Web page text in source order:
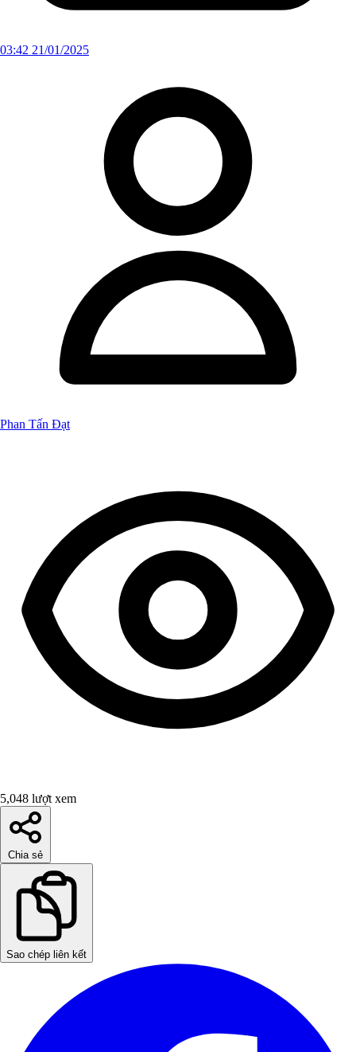
03:42 21/01/2025
Phan Tấn Đạt
5,048 lượt xem
Chia sẻ
Sao chép liên kết